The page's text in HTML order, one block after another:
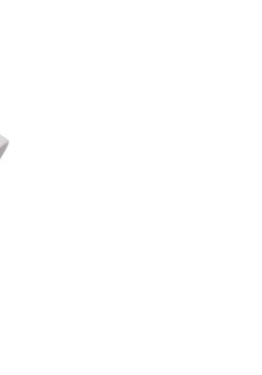
Devoluções